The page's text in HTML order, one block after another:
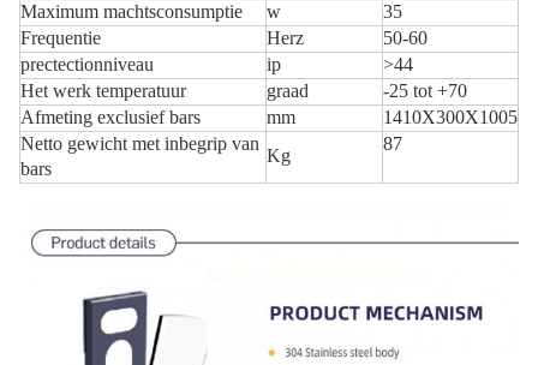
Maximum machtsconsumptie
w
35
Frequentie
Herz
50-60
prectectionniveau
ip
>44
Het werk temperatuur
graad
-25 tot +70
Afmeting exclusief bars
mm
1410X300X1005
Netto gewicht met inbegrip van
bars
Kg
87